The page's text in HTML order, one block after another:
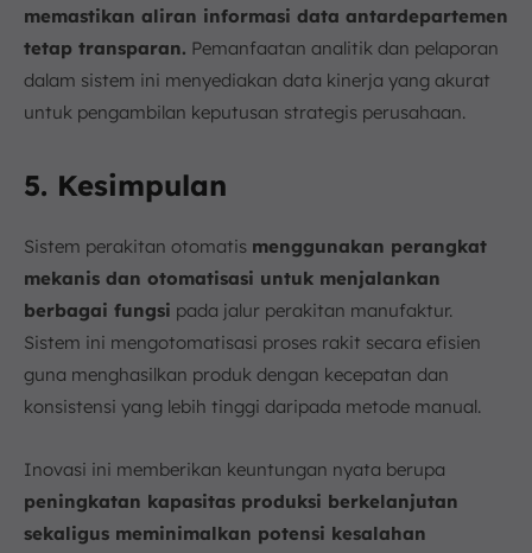
memastikan aliran informasi data antardepartemen
tetap transparan. Pemanfaatan analitik dan pelaporan
dalam sistem ini menyediakan data kinerja yang akurat
untuk pengambilan keputusan strategis perusahaan.
5. Kesimpulan
Sistem perakitan otomatis menggunakan perangkat
mekanis dan otomatisasi untuk menjalankan
berbagai fungsi pada jalur perakitan manufaktur.
Sistem ini mengotomatisasi proses rakit secara efisien
guna menghasilkan produk dengan kecepatan dan
konsistensi yang lebih tinggi daripada metode manual.
Inovasi ini memberikan keuntungan nyata berupa
peningkatan kapasitas produksi berkelanjutan
sekaligus meminimalkan potensi kesalahan